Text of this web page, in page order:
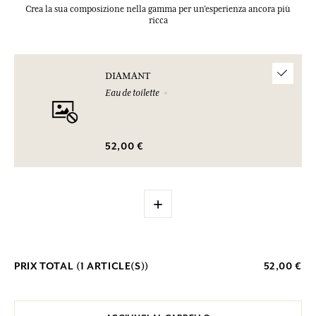
Crea la sua composizione nella gamma per un’esperienza ancora più
ricca
DIAMANT
Eau de toilette
52,00 €
+
PRIX TOTAL (1 ARTICLE(S)) 52,00 €